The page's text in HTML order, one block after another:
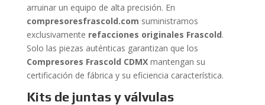
arruinar un equipo de alta precisión. En
compresoresfrascold.com suministramos
exclusivamente refacciones originales Frascold.
Solo las piezas auténticas garantizan que los
Compresores Frascold CDMXmantengan su
certificación de fábrica y su eficiencia característica.
Kits de juntas y válvulas